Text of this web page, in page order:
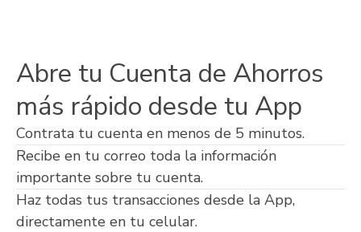
Abre tu Cuenta de Ahorros
más rápido desde tu App
Contrata tu cuenta en menos de 5 minutos.
Recibe en tu correo toda la información
importante sobre tu cuenta.
Haz todas tus transacciones desde la App,
directamente en tu celular.